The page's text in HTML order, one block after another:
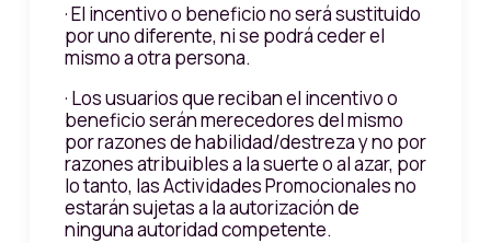
· El incentivo o beneficio no será sustituido
por uno diferente, ni se podrá ceder el
mismo a otra persona.
· Los usuarios que reciban el incentivo o
beneficio serán merecedores del mismo
por razones de habilidad/destreza y no por
razones atribuibles a la suerte o al azar, por
lo tanto, las Actividades Promocionales no
estarán sujetas a la autorización de
ninguna autoridad competente.